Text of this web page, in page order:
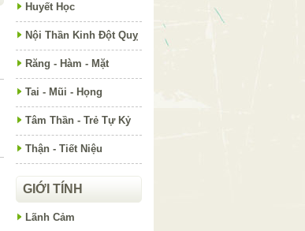
Huyết Học
Nội Thần Kinh Đột Quỵ
Răng - Hàm - Mặt
Tai - Mũi - Họng
Tâm Thần - Trẻ Tự Kỷ
Thận - Tiết Niệu
GIỚI TÍNH
Lãnh Cảm